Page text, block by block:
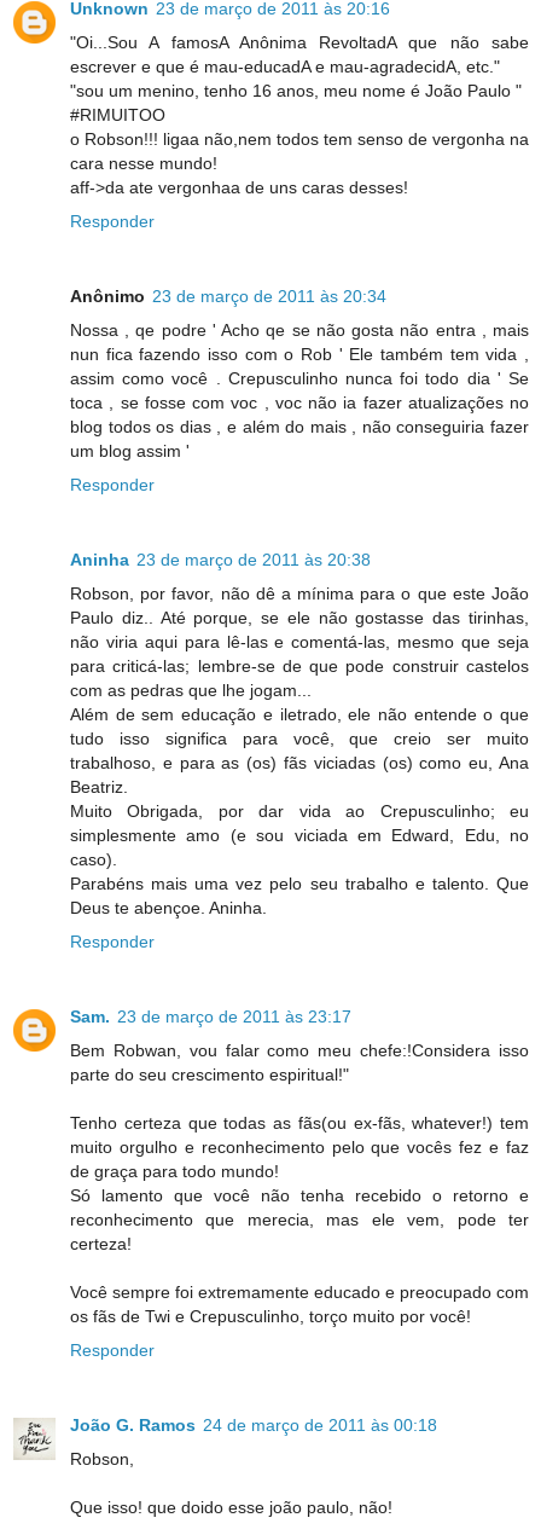
Unknown 23 de março de 2011 às 20:16
"Oi...Sou A famosA Anônima RevoltadA que não sabe
escrever e que é mau-educadA e mau-agradecidA, etc."
"sou um menino, tenho 16 anos, meu nome é João Paulo "
#RIMUITOO
o Robson!!! ligaa não,nem todos tem senso de vergonha na
cara nesse mundo!
aff->da ate vergonhaa de uns caras desses!
Responder
Anônimo 23 de março de 2011 às 20:34
Nossa , qe podre ' Acho qe se não gosta não entra , mais
nun fica fazendo isso com o Rob ' Ele também tem vida ,
assim como você . Crepusculinho nunca foi todo dia ' Se
toca , se fosse com voc , voc não ia fazer atualizações no
blog todos os dias , e além do mais , não conseguiria fazer
um blog assim '
Responder
Aninha 23 de março de 2011 às 20:38
Robson, por favor, não dê a mínima para o que este João
Paulo diz.. Até porque, se ele não gostasse das tirinhas,
não viria aqui para lê-las e comentá-las, mesmo que seja
para criticá-las; lembre-se de que pode construir castelos
com as pedras que lhe jogam...
Além de sem educação e iletrado, ele não entende o que
tudo isso significa para você, que creio ser muito
trabalhoso, e para as (os) fãs viciadas (os) como eu, Ana
Beatriz.
Muito Obrigada, por dar vida ao Crepusculinho; eu
simplesmente amo (e sou viciada em Edward, Edu, no
caso).
Parabéns mais uma vez pelo seu trabalho e talento. Que
Deus te abençoe. Aninha.
Responder
Sam. 23 de março de 2011 às 23:17
Bem Robwan, vou falar como meu chefe:!Considera isso
parte do seu crescimento espiritual!"
Tenho certeza que todas as fãs(ou ex-fãs, whatever!) tem
muito orgulho e reconhecimento pelo que vocês fez e faz
de graça para todo mundo!
Só lamento que você não tenha recebido o retorno e
reconhecimento que merecia, mas ele vem, pode ter
certeza!
Você sempre foi extremamente educado e preocupado com
os fãs de Twi e Crepusculinho, torço muito por você!
Responder
João G. Ramos 24 de março de 2011 às 00:18
Robson,
Que isso! que doido esse joão paulo, não!